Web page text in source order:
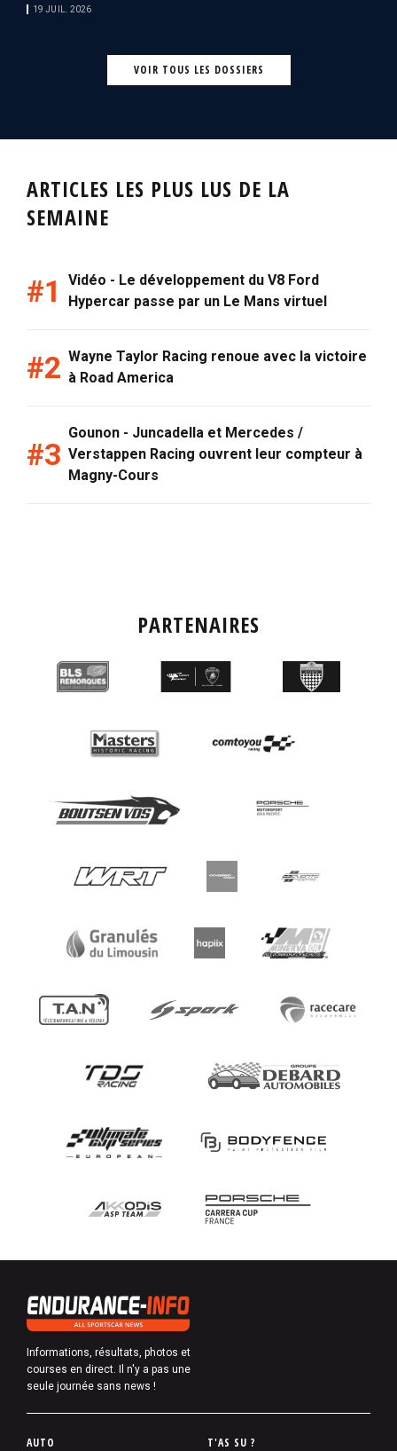
19 JUIL. 2026
VOIR TOUS LES DOSSIERS
ARTICLES LES PLUS LUS DE LA
SEMAINE
Vidéo - Le développement du V8 Ford
Hypercar passe par un Le Mans virtuel
Wayne Taylor Racing renoue avec la victoire
à Road America
Gounon - Juncadella et Mercedes /
Verstappen Racing ouvrent leur compteur à
Magny-Cours
PARTENAIRES
Informations, résultats, photos et
courses en direct. Il n'y a pas une
seule journée sans news !
P
AUTO T'AS SU ?